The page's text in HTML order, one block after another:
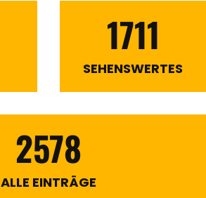
1711
SEHENSWERTES
2578
ALLE EINTRÄGE